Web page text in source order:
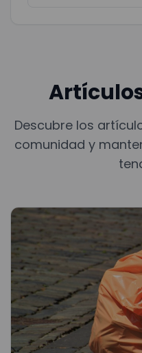
Descubre los
comunidad y